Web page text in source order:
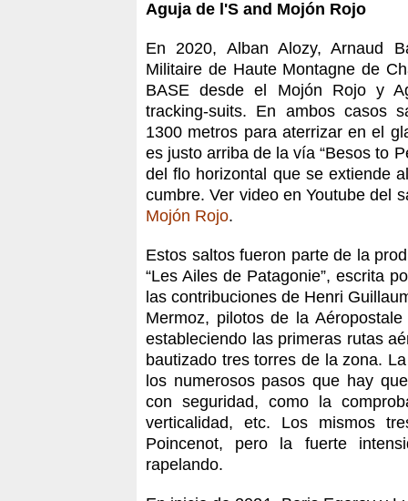
Aguja de l'S and Mojón Rojo
En 2020, Alban Alozy, Arnaud
Militaire de Haute Montagne de
BASE desde el Mojón Rojo y
tracking-suits. En ambos casos
1300 metros para aterrizar en el
es justo arriba de la vía “Besos to
del flo horizontal que se extiende
cumbre. Ver video en Youtube del
Mojón Rojo.
Estos saltos fueron parte de la
“Les Ailes de Patagonie”, escrita
las contribuciones de Henri
Mermoz, pilotos de la
estableciendo las primeras rutas
bautizado tres torres de la zona.
los numerosos pasos que hay
con seguridad, como la
verticalidad, etc. Los mismos
Poincenot, pero la fuerte
rapelando.